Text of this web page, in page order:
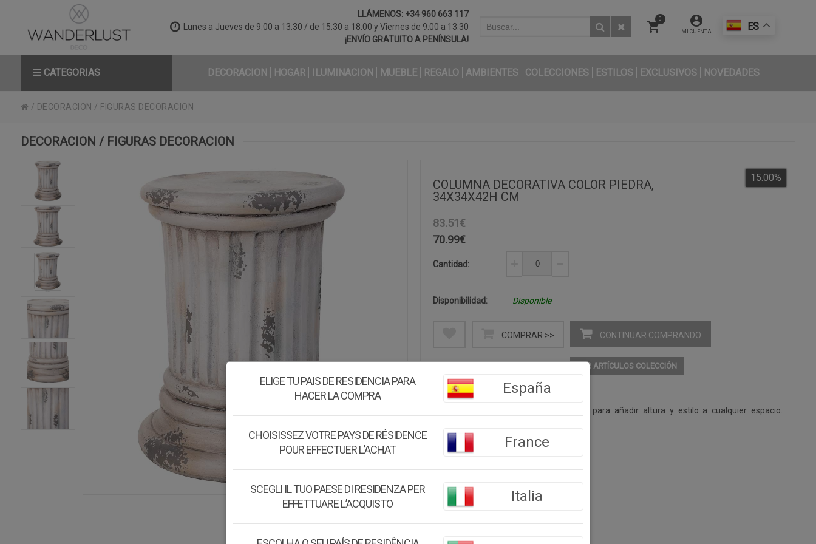
LLÁMENOS: +34 960 663 117
Lunes a Jueves de 9:00 a 13:30 / de 15:30 a 18:00 y Viernes de 9:00 a 13:30
¡ENVÍO GRATUITO A PENÍNSULA!
ES
MI CUENTA
0
CATEGORIAS DECORACION HOGAR ILUMINACION MUEBLE REGALO AMBIENTES COLECCIONES ESTILOS EXCLUSIVOS NOVEDADES
/ DECORACION / FIGURAS DECORACION
DECORACION / FIGURAS DECORACION
COLUMNA DECORATIVA COLOR PIEDRA,
34X34X42H CM
83.51€
15.00%
70.99€
Cantidad:
Disponibilidad: Disponible
COMPRAR >> CONTINUAR COMPRANDO
VER ARTÍCULOS COLECCIÓN
Descripción:
Columna decorativa color piedra, ideal para añadir altura y estilo a cualquier espacio.
Medidas:
Montaje: Viene montado
ELIGE TU PAIS DE RESIDENCIA PARA
HACER LA COMPRA
España
CHOISISSEZ VOTRE PAYS DE RÉSIDENCE
POUR EFFECTUER L’ACHAT
France
SCEGLI IL TUO PAESE DI RESIDENZA PER
EFFETTUARE L’ACQUISTO
Italia